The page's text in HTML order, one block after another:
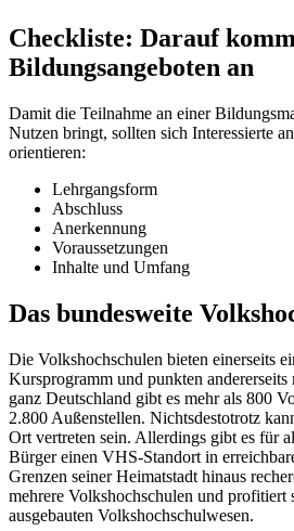
Checkliste: Darauf
Bildungsangeboten an
Damit die Teilnahme an einer
Nutzen bringt, sollten sich Interessierte
orientieren:
Lehrgangsform
Abschluss
Anerkennung
Voraussetzungen
Inhalte und Umfang
Das bundesweite
Die Volkshochschulen bieten einerseits
Kursprogramm und punkten
ganz Deutschland gibt es mehr als 800
2.800 Außenstellen. Nichtsdestotrotz
Ort vertreten sein. Allerdings gibt es für
Bürger einen VHS-Standort in
Grenzen seiner Heimatstadt hinaus
mehrere Volkshochschulen und profitiert
ausgebauten Volkshochschulwesen.